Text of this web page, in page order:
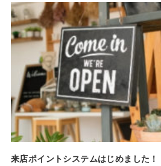
来店ポイントシステムはじめました！